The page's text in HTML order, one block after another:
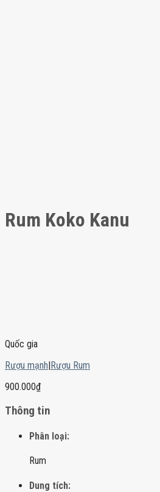
Rum Koko Kanu
Quốc gia
Rượu mạnh|Rượu Rum
900.000₫
Thông tin
Phân loại:
Rum
Dung tích: